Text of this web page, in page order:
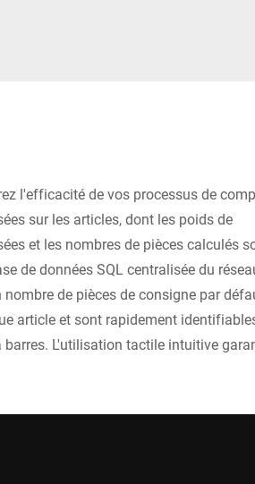
l'efficacité de vos processus de
sur les articles, dont les poids de
et les nombres de pièces calculés
de données SQL centralisée du
de pièces de consigne par
article et sont rapidement
L'utilisation tactile intuitive